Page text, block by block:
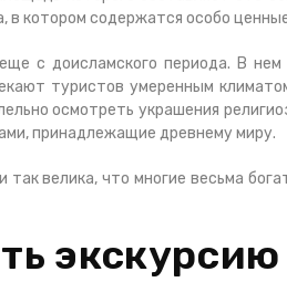
котором содержатся особо
с доисламского периода. В
туристов умеренным
осмотреть украшения
принадлежащие древнему миру.
велика, что многие весьма